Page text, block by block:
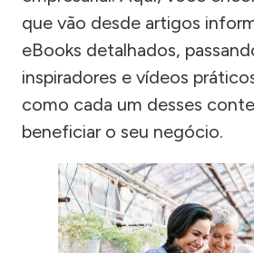
que vão desde artigos
eBooks detalhados,
inspiradores e vídeos
como cada um desses
beneficiar o seu negócio.